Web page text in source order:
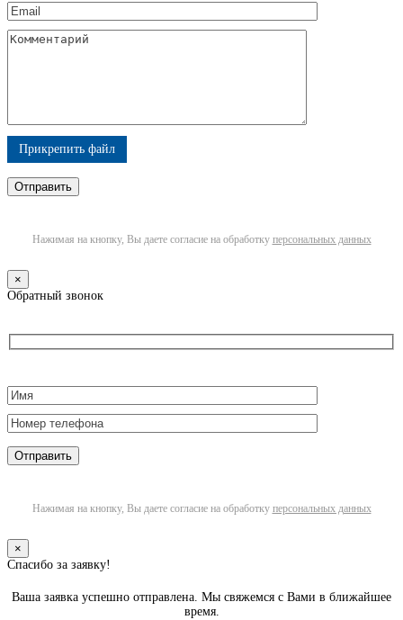
Прикрепить файл
Нажимая на кнопку, Вы даете согласие на обработку персональных данных
×
Обратный звонок
Нажимая на кнопку, Вы даете согласие на обработку персональных данных
×
Спасибо за заявку!
Ваша заявка успешно отправлена. Мы свяжемся с Вами в ближайшее
время.